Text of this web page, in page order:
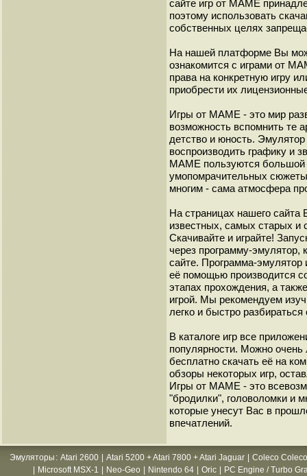
сайте игр от МАМЕ
поэтому использовать
собственных целях
На нашей платформе Вы
ознакомится с играми от
права на конкретную игру
приобрести их
Игры от МАМЕ - это мир
возможность вспомнить те
детство и юность.
воспроизводить графику и
МАМЕ пользуются большой
умопомрачительных
многим - сама атмосфера
На страницах нашего
известных, самых старых
Скачивайте и играйте!
через программу-эмулятор,
сайте. Программа-
её помощью производится
этапах прохождения, а
игрой. Мы рекомендуем
легко и быстро
В каталоге игр все
популярности. Можно очень
бесплатно скачать её на
обзоры некоторых игр,
Игры от МАМЕ - это
"бродилки", головоломки и
которые унесут Вас в
впечатлений.
Эмуляторы : Atari 2600 Atari 5200 + Atari 7800 + Atari Jaguar
Coleco
Microsoft MSX-1 Neo-Geo Nintendo 64 Oric PC Engine / Turbo